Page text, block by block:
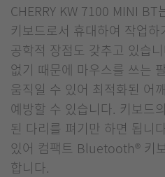
CHERRY KW 7100 MINI
키보드로서 휴대하여 작업
공학적 장점도 갖추고 있습
없기 때문에 마우스를 쓰는
움직일 수 있어 최적화된 어
예방할 수 있습니다. 키보드
된 다리를 펴기만 하면 됩니
있어 컴팩트 Bluetooth® 키
합니다.